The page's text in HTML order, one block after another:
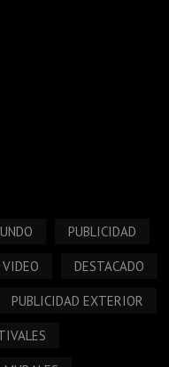
PUBLICIDAD
VIDEO DESTACADO
PUBLICIDAD EXTERIOR